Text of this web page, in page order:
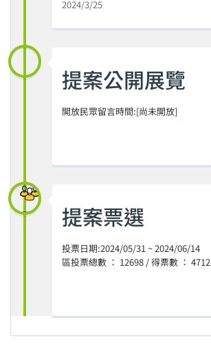
2024/3/25
提案公開展覽
開放民眾留言時間:[尚未開放]
提案票選
投票日期:2024/05/31 ~ 2024/06/14
區投票總數 ： 12698 / 得票數 ： 4712